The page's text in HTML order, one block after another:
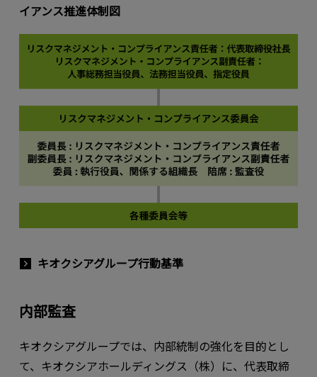
イアンス推進体制図
キオクシアグループ行動基準
内部監査
キオクシアグループでは、内部統制の強化を目的とし
て、キオクシアホールディングス（株）に、代表取締